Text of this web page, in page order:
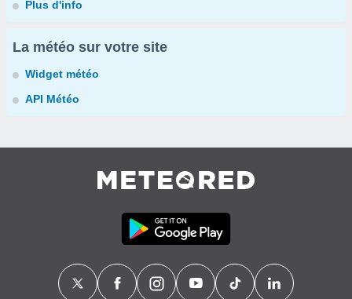
Plus d'info
La météo sur votre site
Widget météo
API Météo